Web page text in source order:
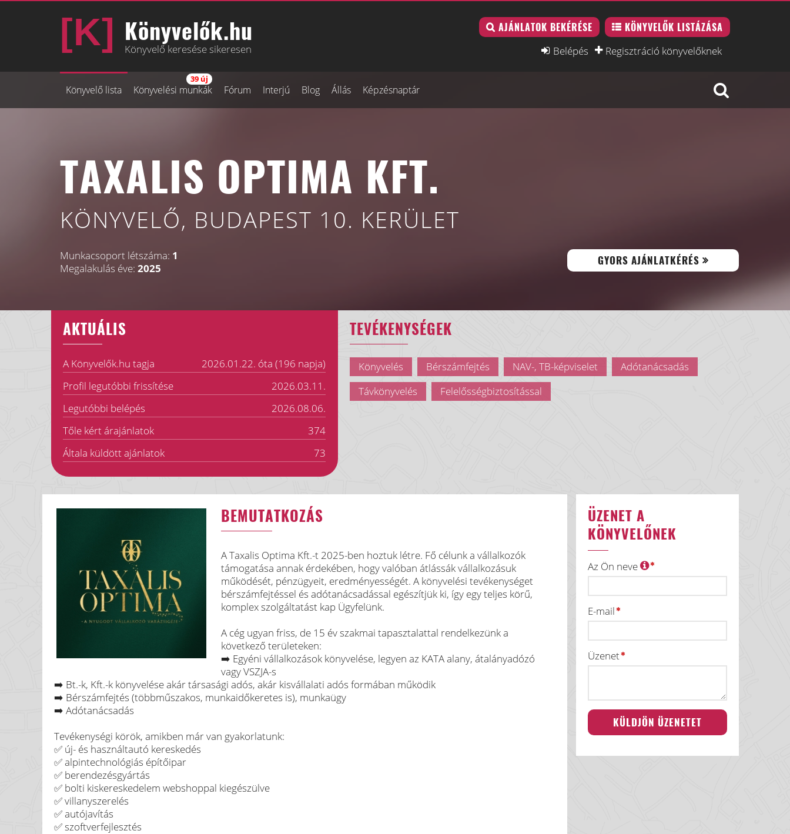
Könyvelők.hu
Könyvelő keresése sikeresen
AJÁNLATOK BEKÉRÉSE KÖNYVELŐK LISTÁZÁSA
Belépés Regisztráció könyvelőknek
Könyvelő lista Könyvelési munkák
39 új
Fórum Interjú Blog Állás Képzésnaptár
TAXALIS OPTIMA KFT.
KÖNYVELŐ, BUDAPEST 10. KERÜLET
Munkacsoport létszáma: 1
Megalakulás éve: 2025
GYORS AJÁNLATKÉRÉS
AKTUÁLIS
A Könyvelők.hu tagja
2026.01.22. óta (196 napja)
Profil legutóbbi frissítése
2026.03.11.
Legutóbbi belépés
2026.08.06.
Tőle kért árajánlatok
374
Általa küldött ajánlatok
73
TEVÉKENYSÉGEK
Könyvelés Bérszámfejtés NAV-, TB-képviselet
Adótanácsadás
Távkönyvelés
Felelősségbiztosítással
BEMUTATKOZÁS
A Taxalis Optima Kft.-t 2025-ben hoztuk létre. Fő célunk a vállalkozók
támogatása annak érdekében, hogy valóban átlássák vállalkozásuk
működését, pénzügyeit, eredményességét. A könyvelési tevékenységet
bérszámfejtéssel és adótanácsadással egészítjük ki, így egy teljes körű,
komplex szolgáltatást kap Ügyfelünk.
A cég ugyan friss, de 15 év szakmai tapasztalattal rendelkezünk a
következő területeken:
➡️ Egyéni vállalkozások könyvelése, legyen az KATA alany, átalányadózó
vagy VSZJA-s
➡️ Bt.-k, Kft.-k könyvelése akár társasági adós, akár kisvállalati adós formában működik
➡️ Bérszámfejtés (többműszakos, munkaidőkeretes is), munkaügy
➡️ Adótanácsadás
Tevékenységi körök, amikben már van gyakorlatunk:
✅ új- és használtautó kereskedés
✅ alpintechnológiás építőipar
✅ berendezésgyártás
✅ bolti kiskereskedelem webshoppal kiegészülve
✅ villanyszerelés
✅ autójavítás
✅ szoftverfejlesztés
ÜZENET A
KÖNYVELŐNEK
Az Ön neve
E-mail
Üzenet